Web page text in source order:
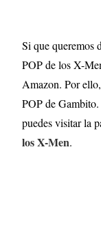
Si que queremos
POP de los X-
Amazon. Por
POP de
puedes visitar la
los X-Men.